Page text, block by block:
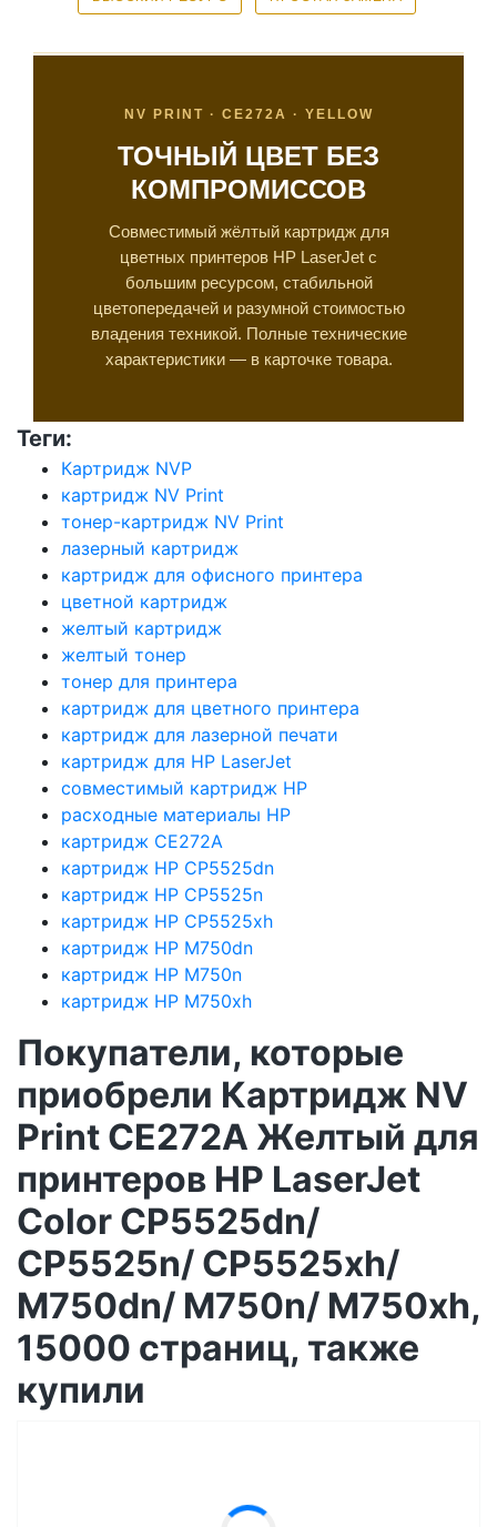
NV PRINT · CE272A · YELLOW
ТОЧНЫЙ ЦВЕТ БЕЗ
КОМПРОМИССОВ
Совместимый жёлтый картридж для
цветных принтеров HP LaserJet с
большим ресурсом, стабильной
цветопередачей и разумной стоимостью
владения техникой. Полные технические
характеристики — в карточке товара.
Теги:
Картридж NVP
картридж NV Print
тонер-картридж NV Print
лазерный картридж
картридж для офисного принтера
цветной картридж
желтый картридж
желтый тонер
тонер для принтера
картридж для цветного принтера
картридж для лазерной печати
картридж для HP LaserJet
совместимый картридж HP
расходные материалы HP
картридж CE272A
картридж HP CP5525dn
картридж HP CP5525n
картридж HP CP5525xh
картридж HP M750dn
картридж HP M750n
картридж HP M750xh
Покупатели, которые
приобрели Картридж NV
Print CE272A Желтый для
принтеров HP LaserJet
Color CP5525dn/
CP5525n/ CP5525xh/
M750dn/ M750n/ M750xh,
15000 страниц, также
купили